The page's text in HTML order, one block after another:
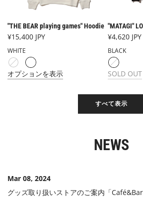
"THE BEAR playing games" Hoodie
¥15,400 JPY
WHITE
オプションを表示
"MATAGI"
¥4,620 JPY
BLACK
SOLD OUT
すべて表示
NEWS
Mar 08, 2024
グッズ取り扱いストアのご案内「Café&Bar